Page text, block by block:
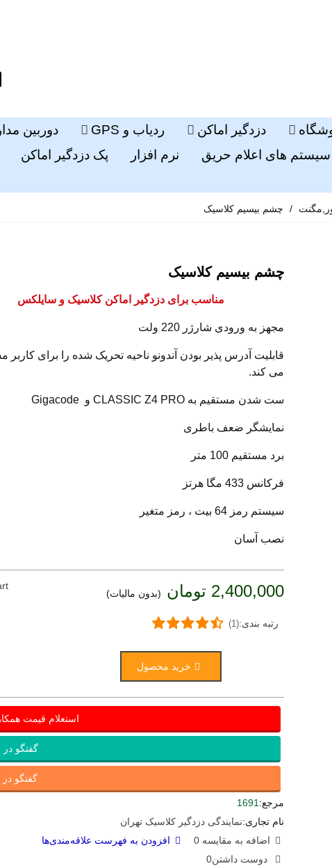
دزدگیر اماکن ردیاب و GPS دوربین
سیستم های اعلام حریق نرم افزار پک دزدگیر اماکن
/ چشم بیسیم کلاسیک
چشم بیسیم کلاسیک
مناسب برای دزدگیر اماکن کلاسیک و سایلکس
مجهز به ورودی شارژر 220 ولت
قابلیت آدرس پذیر بودن آندونو ناحیه تحریک شده را برای
می کند.
ست شدن مستقیم به CLASSIC Z4 PRO و Gigacode
نمایشگر ضعف باطری
برد مستقیم 100 متر
فرکانس 433 مگا هرتز
سیستم رمز 64 بیت ، رمز متغیر
نصب آسان
2,400,000 تومان (بدون مالیات)
رتبه بندی:(1)
خرید محصول
استعلام قیمت
گفتگو در
گفتگو در
مرجع:1691
نام تجاری:نمایندگی دزدگیر کلاسیک تهران
اضافه به مقایسه 0
افزودن به فهرست علاقه‌مندی‌ها
دوست داشتن0